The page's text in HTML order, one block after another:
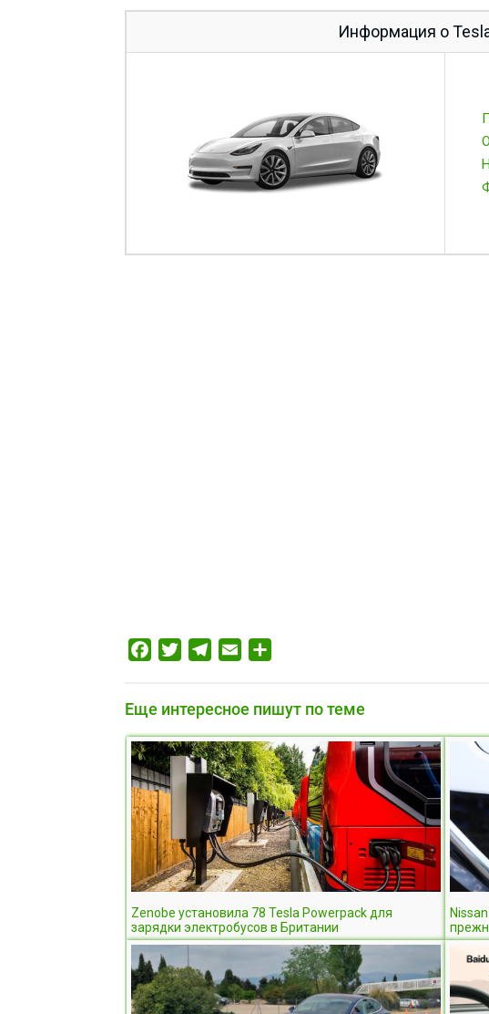
Информация о
FacebookTwitterTelegram
Email
Еще интересное пишут по теме
Zenobe установила 78 Tesla Powerpack для
зарядки электробусов в Британии